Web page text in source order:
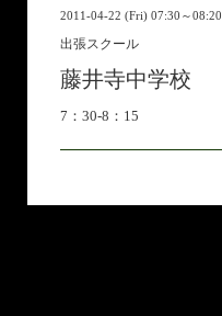
2011-04-22 (Fri) 07:30～08:20
出張スクール
藤井寺中学校
7：30-8：15